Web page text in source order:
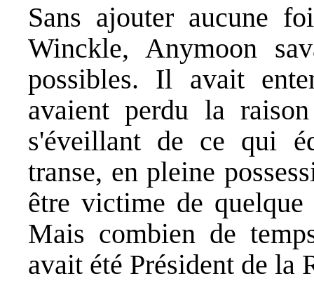
Sans ajouter aucune
Winckle, Anymoon
possibles. Il avait
avaient perdu la
s'éveillant de ce qui
transe, en pleine
être victime de
Mais combien de
avait été Président de la